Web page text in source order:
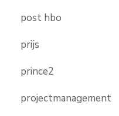
post hbo
prijs
prince2
projectmanagement